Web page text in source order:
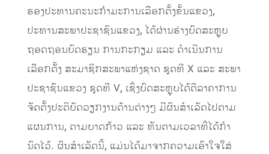
ຮອງປະທານຄະນະກຳມະການເລືອກຕັ້ງຂັ້ນແຂວງ,
ປະທານສະພາປະຊາຊົນແຂວງ, ໄດ້ຜ່ານຮ່າງບົດສະຫຼຸບ
ຖອດຖອນບົດຮຽນ ການກະກຽມ ແລະ ດຳເນີນການ
ເລືອກຕັ້ງ ສະມາຊິກສະພາແຫ່ງຊາດ ຊຸດທີ X ແລະ ສະພາ
ປະຊາຊົນແຂວງ ຊຸດທີ V, ເຊິ່ງບົດສະຫຼຸບໄດ້ຕີລາຄາການ
ຈັດຕັ້ງປະຕິບັດວຽກງານດ້ານຕ່າງໆ ມີຜົນສໍາເລັດໄປຕາມ
ແຜນການ, ຕາມບາດກ້າວ ແລະ ທັນຕາມເວລາທີ່ໄດ້ກໍາ
ນົດໄວ້. ຜົນສຳເລັດນີ້, ແມ່ນໄດ້ມາຈາກຄວາມເອົາໃຈໃສ່